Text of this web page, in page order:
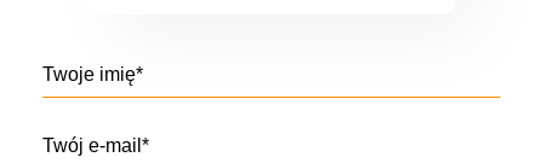
Twoje imię*
Twój e-mail*